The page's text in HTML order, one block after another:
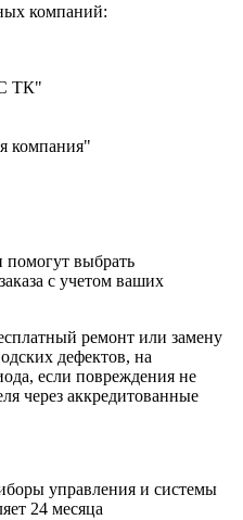
компаний:
ТК"
компания"
помогут выбрать
с учетом ваших
ремонт или замену
дефектов, на
если повреждения не
через аккредитованные
управления и системы
24 месяца